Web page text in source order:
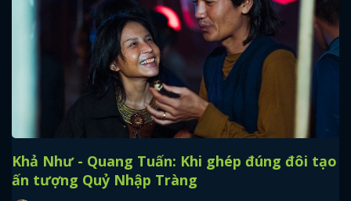
Khả Như - Quang Tuấn: Khi ghép đúng đôi tạo
ấn tượng Quỷ Nhập Tràng